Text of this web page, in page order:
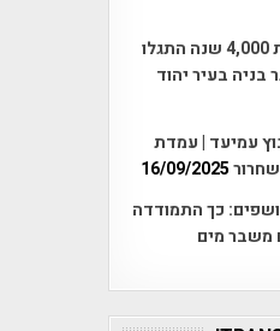
פתילות קדומות בנות 4,000 שנה התגלו
בעיר יהוד
עמיעד | עמדת
16/09/2025
כך התמודדה
משבר מים